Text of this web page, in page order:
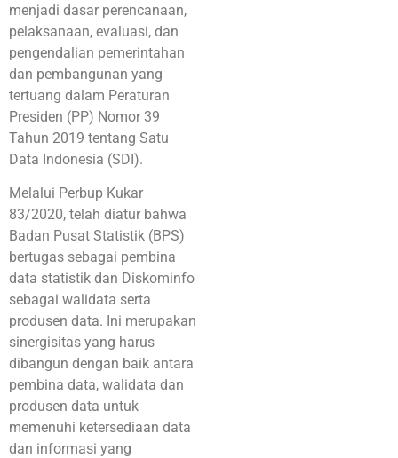
menjadi dasar perencanaan,
pelaksanaan, evaluasi, dan
pengendalian pemerintahan
dan pembangunan yang
tertuang dalam Peraturan
Presiden (PP) Nomor 39
Tahun 2019 tentang Satu
Data Indonesia (SDI).
Melalui Perbup Kukar
83/2020, telah diatur bahwa
Badan Pusat Statistik (BPS)
bertugas sebagai pembina
data statistik dan Diskominfo
sebagai walidata serta
produsen data. Ini merupakan
sinergisitas yang harus
dibangun dengan baik antara
pembina data, walidata dan
produsen data untuk
memenuhi ketersediaan data
dan informasi yang